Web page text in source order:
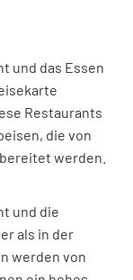
und das Essen
Restaurants
die von
werden.
und die
als in der
werden von